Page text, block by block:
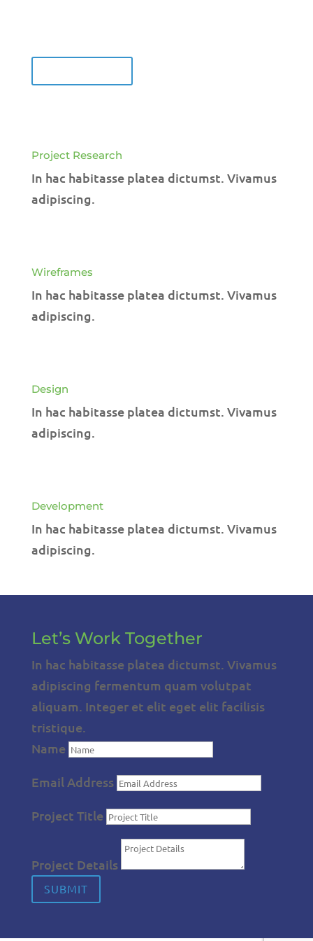
Project Research
In hac habitasse platea dictumst. Vivamus
adipiscing.
Wireframes
In hac habitasse platea dictumst. Vivamus
adipiscing.
Design
In hac habitasse platea dictumst. Vivamus
adipiscing.
Development
In hac habitasse platea dictumst. Vivamus
adipiscing.
Let’s Work Together
In hac habitasse platea dictumst. Vivamus
adipiscing fermentum quam volutpat
aliquam. Integer et elit eget elit facilisis
tristique.
Name
Email Address
Project Title
Project Details
SUBMIT